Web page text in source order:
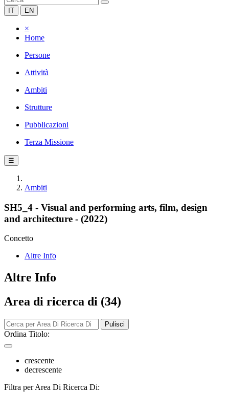
IT EN
×
Home
Persone
Attività
Ambiti
Strutture
Pubblicazioni
Terza Missione
☰
Ambiti
SH5_4 - Visual and performing arts, film, design
and architecture - (2022)
Concetto
Altre Info
Altre Info
Area di ricerca di (34)
Pulisci
Ordina Titolo:
crescente
decrescente
Filtra per Area Di Ricerca Di: